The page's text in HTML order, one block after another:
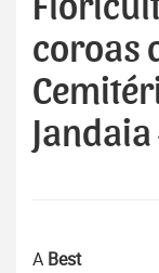
coroas
Jandaia
A Best